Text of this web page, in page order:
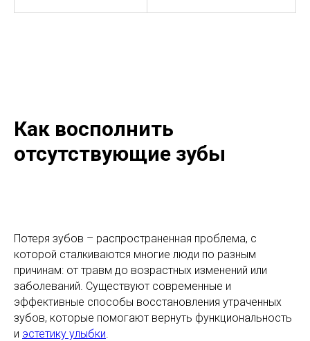
Как восполнить
отсутствующие зубы
Потеря зубов – распространенная проблема, с
которой сталкиваются многие люди по разным
причинам: от травм до возрастных изменений или
заболеваний. Существуют современные и
эффективные способы восстановления утраченных
зубов, которые помогают вернуть функциональность
и эстетику улыбки.